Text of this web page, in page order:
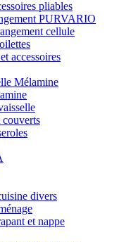
pliables
PURVARIO
cellule
accessoires
Mélamine
couverts
divers
et nappe